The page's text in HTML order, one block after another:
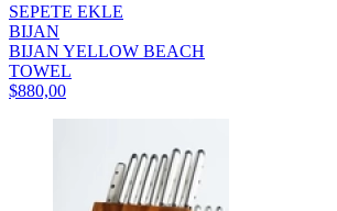
SEPETE EKLE
BIJAN
BIJAN YELLOW BEACH
TOWEL
$880,00